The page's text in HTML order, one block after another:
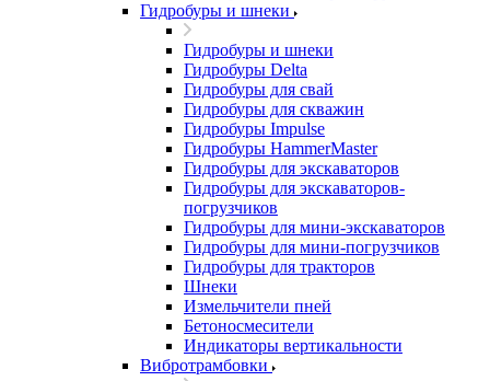
Гидробуры и шнеки
Гидробуры и шнеки
Гидробуры Delta
Гидробуры для свай
Гидробуры для скважин
Гидробуры Impulse
Гидробуры HammerMaster
Гидробуры для экскаваторов
Гидробуры для экскаваторов-
погрузчиков
Гидробуры для мини-экскаваторов
Гидробуры для мини-погрузчиков
Гидробуры для тракторов
Шнеки
Измельчители пней
Бетоносмесители
Индикаторы вертикальности
Вибротрамбовки